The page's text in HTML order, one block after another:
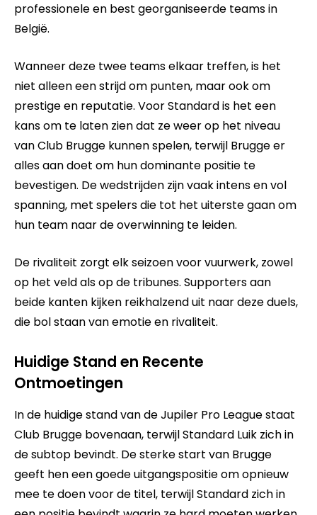
professionele en best georganiseerde teams in
België.
Wanneer deze twee teams elkaar treffen, is het
niet alleen een strijd om punten, maar ook om
prestige en reputatie. Voor Standard is het een
kans om te laten zien dat ze weer op het niveau
van Club Brugge kunnen spelen, terwijl Brugge er
alles aan doet om hun dominante positie te
bevestigen. De wedstrijden zijn vaak intens en vol
spanning, met spelers die tot het uiterste gaan om
hun team naar de overwinning te leiden.
De rivaliteit zorgt elk seizoen voor vuurwerk, zowel
op het veld als op de tribunes. Supporters aan
beide kanten kijken reikhalzend uit naar deze duels,
die bol staan van emotie en rivaliteit.
Huidige Stand en Recente
Ontmoetingen
In de huidige stand van de Jupiler Pro League staat
Club Brugge bovenaan, terwijl Standard Luik zich in
de subtop bevindt. De sterke start van Brugge
geeft hen een goede uitgangspositie om opnieuw
mee te doen voor de titel, terwijl Standard zich in